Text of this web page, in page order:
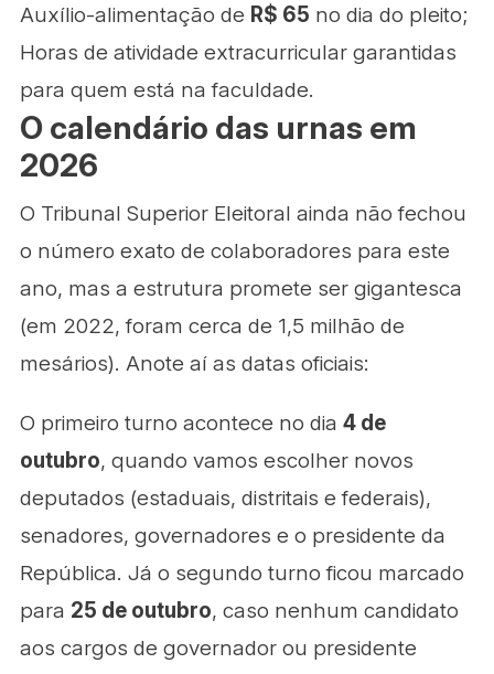
Auxílio-alimentação de R$ 65 no dia do pleito;
Horas de atividade extracurricular garantidas
para quem está na faculdade.
O calendário das urnas em
2026
O Tribunal Superior Eleitoral ainda não fechou
o número exato de colaboradores para este
ano, mas a estrutura promete ser gigantesca
(em 2022, foram cerca de 1,5 milhão de
mesários). Anote aí as datas oficiais:
O primeiro turno acontece no dia 4 de
outubro, quando vamos escolher novos
deputados (estaduais, distritais e federais),
senadores, governadores e o presidente da
República. Já o segundo turno ficou marcado
para 25 de outubro, caso nenhum candidato
aos cargos de governador ou presidente